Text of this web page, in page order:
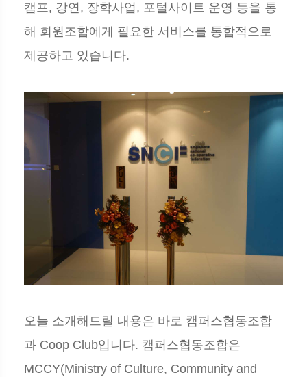
캠프, 강연, 장학사업, 포털사이트 운영 등을 통
해 회원조합에게 필요한 서비스를 통합적으로
제공하고 있습니다.
오늘 소개해드릴 내용은 바로 캠퍼스협동조합
과 Coop Club입니다. 캠퍼스협동조합은
MCCY(Ministry of Culture, Community and